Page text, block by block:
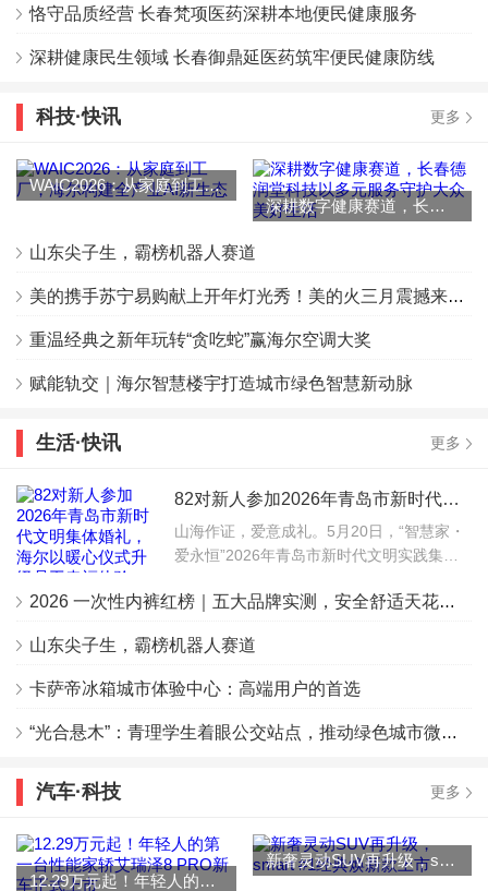
恪守品质经营 长春梵项医药深耕本地便民健康服务
深耕健康民生领域 长春御鼎延医药筑牢便民健康防线
科技·快讯 更多
WAIC2026：从家庭到工厂，海尔构建全产业AI新生态
深耕数字健康赛道，长春德润堂科技以多元服务守护大众美好生活
山东尖子生，霸榜机器人赛道
美的携手苏宁易购献上开年灯光秀！美的火三月震撼来袭，超绝福利“高能”释出！
重温经典之新年玩转“贪吃蛇”赢海尔空调大奖
赋能轨交｜海尔智慧楼宇打造城市绿色智慧新动脉
生活·快讯 更多
82对新人参加2026年青岛市新时代文明集体婚礼，海尔以暖心仪式升级员工幸福体验
山海作证，爱意成礼。5月20日，“智慧家・
爱永恒”2026年青岛市新时代文明实践集体
赴幸福之约。本届集体婚礼由青岛市委宣传
2026 一次性内裤红榜｜五大品牌实测，安全舒适天花板在这里
山东尖子生，霸榜机器人赛道
卡萨帝冰箱城市体验中心：高端用户的首选
“光合悬木”：青理学生着眼公交站点，推动绿色城市微更新
汽车·科技 更多
12.29万元起！年轻人的第一台性能家轿艾瑞泽8 PRO新车正式上市
新奢灵动SUV再升级，smart #1经典焕新款上市